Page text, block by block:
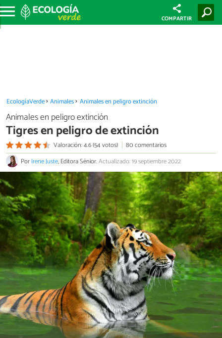
COMPARTIR
EcologíaVerde Animales Animales en peligro extinción
Animales en peligro extinción
Tigres en peligro de extinción
Valoración: 4.6 (54 votos)
80 comentarios
PorIrene Juste, Editora Sénior.Actualizado: 19 septiembre 2022